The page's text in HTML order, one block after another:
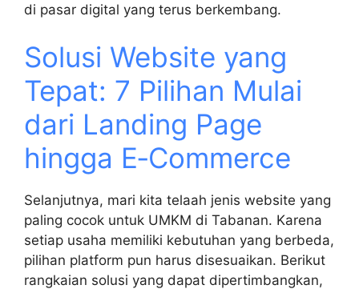
di pasar digital yang terus berkembang.
Solusi Website yang
Tepat: 7 Pilihan Mulai
dari Landing Page
hingga E‑Commerce
Selanjutnya, mari kita telaah jenis website yang
paling cocok untuk UMKM di Tabanan. Karena
setiap usaha memiliki kebutuhan yang berbeda,
pilihan platform pun harus disesuaikan. Berikut
rangkaian solusi yang dapat dipertimbangkan,